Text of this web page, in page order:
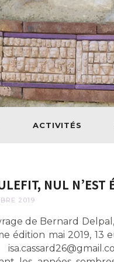
ACTIVITÉS
NUL N’EST
2019
de Bernard
édition mai 2019, 13